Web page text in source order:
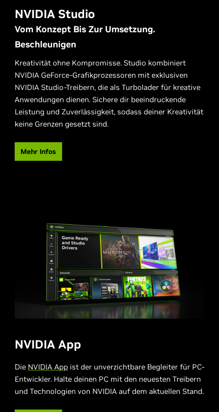
NVIDIA Studio
Vom Konzept Bis Zur Umsetzung.
Beschleunigen
Kreativität ohne Kompromisse. Studio kombiniert
NVIDIA GeForce-Grafikprozessoren mit exklusiven
NVIDIA Studio-Treibern, die als Turbolader für kreative
Anwendungen dienen. Sichere dir beeindruckende
Leistung und Zuverlässigkeit, sodass deiner Kreativität
keine Grenzen gesetzt sind.
Mehr Infos
NVIDIA App
Die NVIDIA App ist der unverzichtbare Begleiter für PC-
Entwickler. Halte deinen PC mit den neuesten Treibern
und Technologien von NVIDIA auf dem aktuellen Stand.